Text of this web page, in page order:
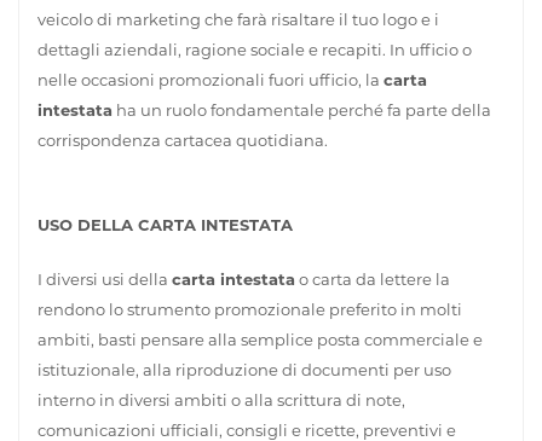
veicolo di marketing che farà risaltare il tuo logo e i
dettagli aziendali, ragione sociale e recapiti. In ufficio o
nelle occasioni promozionali fuori ufficio, la carta
intestata ha un ruolo fondamentale perché fa parte della
corrispondenza cartacea quotidiana.
USO DELLA CARTA INTESTATA
I diversi usi della carta intestata o carta da lettere la
rendono lo strumento promozionale preferito in molti
ambiti, basti pensare alla semplice posta commerciale e
istituzionale, alla riproduzione di documenti per uso
interno in diversi ambiti o alla scrittura di note,
comunicazioni ufficiali, consigli e ricette, preventivi e